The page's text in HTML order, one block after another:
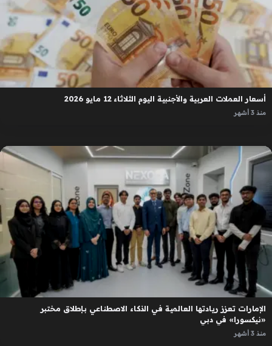
أسعار العملات العربية والأجنبية اليوم الثلاثاء 12 مايو 2026
منذ 3 أشهر
الإمارات تعزز ريادتها العالمية في الذكاء الاصطناعي بإطلاق مختبر
«نيكسورا» في دبي
منذ 3 أشهر